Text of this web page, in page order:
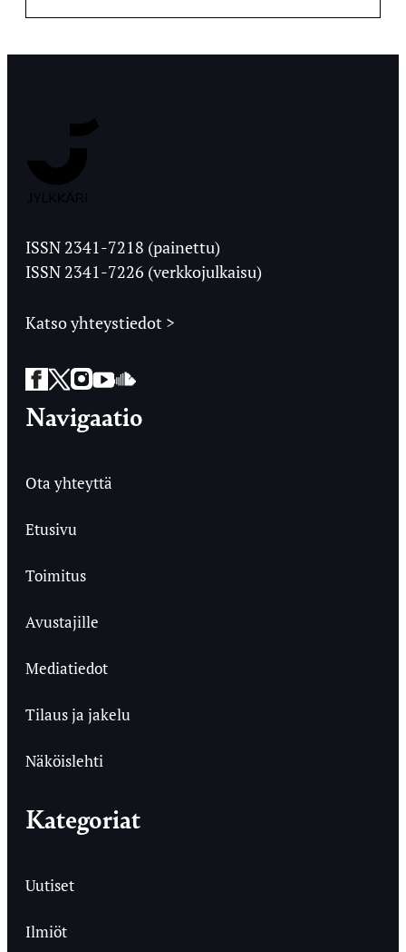
Ylioppilaslehti
ISSN 2341-7218 (painettu)
ISSN 2341-7226 (verkkojulkaisu)
Katso yhteystiedot >
Facebook
Twitter
Instagram
YouTube
SoundCloud
Navigaatio
Ota yhteyttä
Etusivu
Toimitus
Avustajille
Mediatiedot
Tilaus ja jakelu
Näköislehti
Kategoriat
Uutiset
Ilmiöt